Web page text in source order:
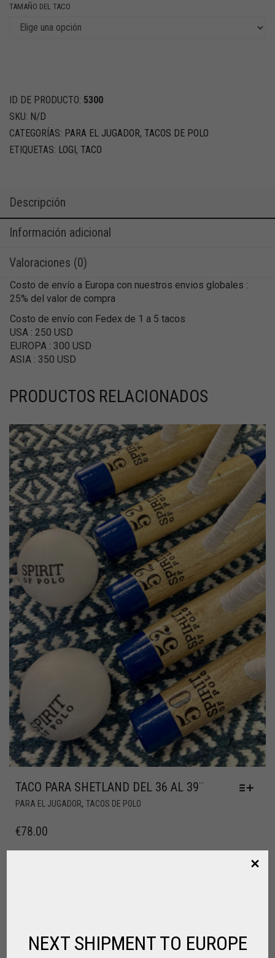
TAMAÑO DEL TACO
ID DE PRODUCTO: 5300
SKU: N/D
CATEGORÍAS: PARA EL JUGADOR, TACOS DE POLO
ETIQUETAS: LOGI, TACO
Descripción
Información adicional
Valoraciones (0)
Costo de envío a Europa con nuestros envios globales :
25% del valor de compra
Costo de envío con Fedex de 1 a 5 tacos
USA : 250 USD
EUROPA : 300 USD
ASIA : 350 USD
PRODUCTOS RELACIONADOS
TACO PARA SHETLAND DEL 36 AL 39¨
PARA EL JUGADOR, TACOS DE POLO
€78.00
NEXT SHIPMENT TO EUROPE